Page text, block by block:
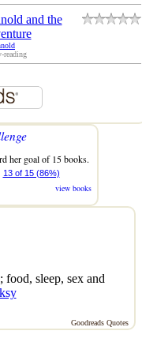
and the
reading
her goal of 15 books.
13 of 15 (86%)
view books
food, sleep, sex and
Goodreads Quotes